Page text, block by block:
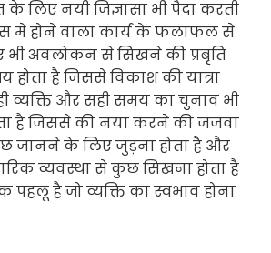
के लिए नयी जिज्ञासा भी पैदा करती
मे होने वाला कार्य के फलाफल से
भी अवलोकन से सिखने की प्रबृति
होता है जिससे विकाश की यात्रा
व्यक्ति और सही समय का चुनाव भी
है जिससे की नया करने की जजवा
जानने के लिए जुड़ना होता है और
व्यवस्था से कुछ सिखना होता है
है जो व्यक्ति का स्वभाव होना